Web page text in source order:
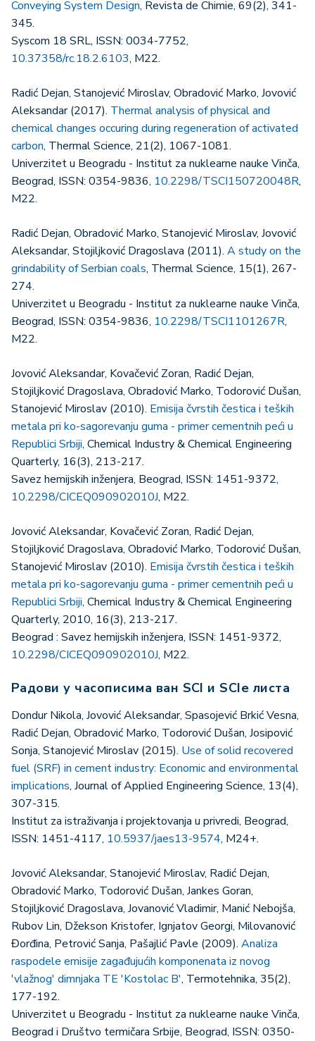
Conveying System Design, Revista de Chimie, 69(2), 341-
345.
Syscom 18 SRL, ISSN: 0034-7752,
10.37358/rc.18.2.6103, M22.
Radić Dejan, Stanojević Miroslav, Obradović Marko, Jovović
Aleksandar (2017). Thermal analysis of physical and
chemical changes occuring during regeneration of activated
carbon, Thermal Science, 21(2), 1067-1081.
Univerzitet u Beogradu - Institut za nuklearne nauke Vinča,
Beograd, ISSN: 0354-9836, 10.2298/TSCI150720048R,
M22.
Radić Dejan, Obradović Marko, Stanojević Miroslav, Jovović
Aleksandar, Stojiljković Dragoslava (2011). A study on the
grindability of Serbian coals, Thermal Science, 15(1), 267-
274.
Univerzitet u Beogradu - Institut za nuklearne nauke Vinča,
Beograd, ISSN: 0354-9836, 10.2298/TSCI1101267R,
M22.
Jovović Aleksandar, Kovačević Zoran, Radić Dejan,
Stojiljković Dragoslava, Obradović Marko, Todorović Dušan,
Stanojević Miroslav (2010). Emisija čvrstih čestica i teških
metala pri ko-sagorevanju guma - primer cementnih peći u
Republici Srbiji, Chemical Industry & Chemical Engineering
Quarterly, 16(3), 213-217.
Savez hemijskih inženjera, Beograd, ISSN: 1451-9372,
10.2298/CICEQ090902010J, M22.
Jovović Aleksandar, Kovačević Zoran, Radić Dejan,
Stojiljković Dragoslava, Obradović Marko, Todorović Dušan,
Stanojević Miroslav (2010). Emisija čvrstih čestica i teških
metala pri ko-sagorevanju guma - primer cementnih peći u
Republici Srbiji, Chemical Industry & Chemical Engineering
Quarterly, 2010, 16(3), 213-217.
Beograd : Savez hemijskih inženjera, ISSN: 1451-9372,
10.2298/CICEQ090902010J, M22.
Радови у часописима ван SCI и SCIe листа
Dondur Nikola, Jovović Aleksandar, Spasojević Brkić Vesna,
Radić Dejan, Obradović Marko, Todorović Dušan, Josipović
Sonja, Stanojević Miroslav (2015). Use of solid recovered
fuel (SRF) in cement industry: Economic and environmental
implications, Journal of Applied Engineering Science, 13(4),
307-315.
Institut za istraživanja i projektovanja u privredi, Beograd,
ISSN: 1451-4117, 10.5937/jaes13-9574, M24+.
Jovović Aleksandar, Stanojević Miroslav, Radić Dejan,
Obradović Marko, Todorović Dušan, Jankes Goran,
Stojiljković Dragoslava, Jovanović Vladimir, Manić Nebojša,
Rubov Lin, Džekson Kristofer, Ignjatov Georgi, Milovanović
Đorđina, Petrović Sanja, Pašajlić Pavle (2009). Analiza
raspodele emisije zagađujućih komponenata iz novog
'vlažnog' dimnjaka TE 'Kostolac B', Termotehnika, 35(2),
177-192.
Univerzitet u Beogradu - Institut za nuklearne nauke Vinča,
Beograd i Društvo termičara Srbije, Beograd, ISSN: 0350-